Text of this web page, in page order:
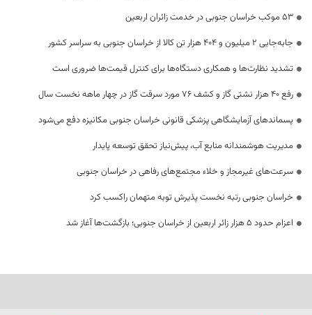
53 موکب خراسان جنوبی در خدمت زائران اربعین
جابه‌جایی 2 میلیون و 404 هزار تن کالا از خراسان جنوبی به سراسر کشور
تشدید نظارت‌ها و همکاری دستگاه‌ها برای کنترل قیمت‌ها ضروری است
رفع 40 هزار نشتی گاز و کشف 76 مورد سرقت گاز در چهار ماهه نخست سال
پسماندهای آزمایشگاهی پزشکی قانونی خراسان جنوبی مکانیزه دفع می‌شود
مدیریت هوشمندانه منابع آب، پیش‌نیاز تحقق توسعه پایدار
سرعت‌های غیرمجاز و خلاء مجتمع‌های رفاهی در خراسان جنوبی
خراسان جنوبی رتبه نخست پذیرش توبه متهمان راکسب کرد
اعزام حدود 5 هزار زائر اربعین از خراسان جنوبی؛ بازگشت‌ها آغاز شد